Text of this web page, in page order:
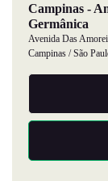
Campinas -
Germânica
Avenida Das
Campinas / São